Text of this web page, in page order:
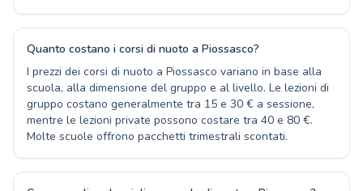
Quanto costano i corsi di nuoto a Piossasco?
I prezzi dei corsi di nuoto a Piossasco variano in base alla
scuola, alla dimensione del gruppo e al livello. Le lezioni di
gruppo costano generalmente tra 15 e 30 € a sessione,
mentre le lezioni private possono costare tra 40 e 80 €.
Molte scuole offrono pacchetti trimestrali scontati.